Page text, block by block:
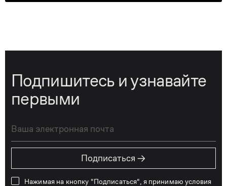
Подпишитесь и узнавайте
первыми
Подписаться →
Нажимая на кнопку "Подписаться", я принимаю условия